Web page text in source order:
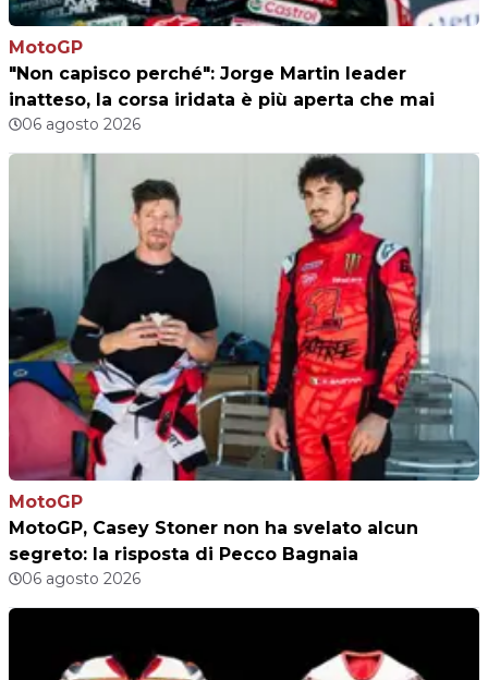
MotoGP
"Non capisco perché": Jorge Martin leader
inatteso, la corsa iridata è più aperta che mai
06 agosto 2026
MotoGP
MotoGP, Casey Stoner non ha svelato alcun
segreto: la risposta di Pecco Bagnaia
06 agosto 2026